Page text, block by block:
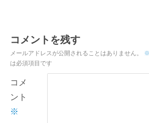
コメントを残す
メールアドレスが公開されることはありません。 ※
は必須項目です
コメ
ント
※